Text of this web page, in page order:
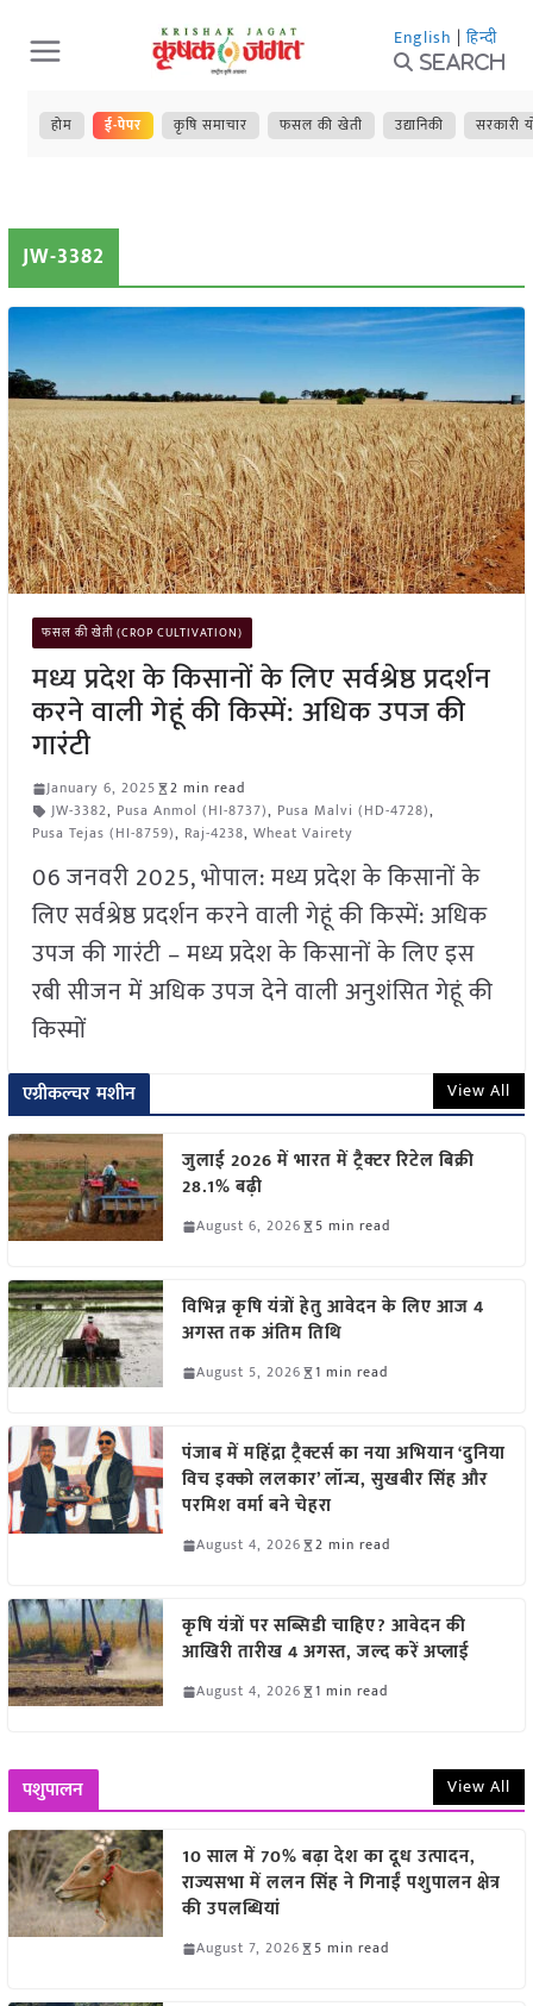
Skip
to
content
English | हिन्दी
Search
होम ई-पेपर कृषि समाचार फसल की खेती उद्यानिकी सरकारी
JW-3382
फसल की खेती (CROP CULTIVATION)
मध्य प्रदेश के किसानों के लिए सर्वश्रेष्ठ प्रदर्शन
करने वाली गेहूं की किस्में: अधिक उपज की
गारंटी
January 6, 2025
2 min read
JW-3382, Pusa Anmol (HI-8737), Pusa Malvi (HD-4728),
Pusa Tejas (HI-8759), Raj-4238, Wheat Vairety
06 जनवरी 2025, भोपाल: मध्य प्रदेश के किसानों के
लिए सर्वश्रेष्ठ प्रदर्शन करने वाली गेहूं की किस्में: अधिक
उपज की गारंटी – मध्य प्रदेश के किसानों के लिए इस
रबी सीजन में अधिक उपज देने वाली अनुशंसित गेहूं की
किस्मों
एग्रीकल्चर मशीन View All
जुलाई 2026 में भारत में ट्रैक्टर रिटेल बिक्री
28.1% बढ़ी
August 6, 2026 5 min read
विभिन्न कृषि यंत्रों हेतु आवेदन के लिए आज 4
अगस्त तक अंतिम तिथि
August 5, 2026 1 min read
पंजाब में महिंद्रा ट्रैक्टर्स का नया अभियान ‘दुनिया
विच इक्को ललकार’ लॉन्च, सुखबीर सिंह और
परमिश वर्मा बने चेहरा
August 4, 2026 2 min read
कृषि यंत्रों पर सब्सिडी चाहिए? आवेदन की
आखिरी तारीख 4 अगस्त, जल्द करें अप्लाई
August 4, 2026 1 min read
पशुपालन View All
10 साल में 70% बढ़ा देश का दूध उत्पादन,
राज्यसभा में ललन सिंह ने गिनाईं पशुपालन क्षेत्र
की उपलब्धियां
August 7, 2026 5 min read